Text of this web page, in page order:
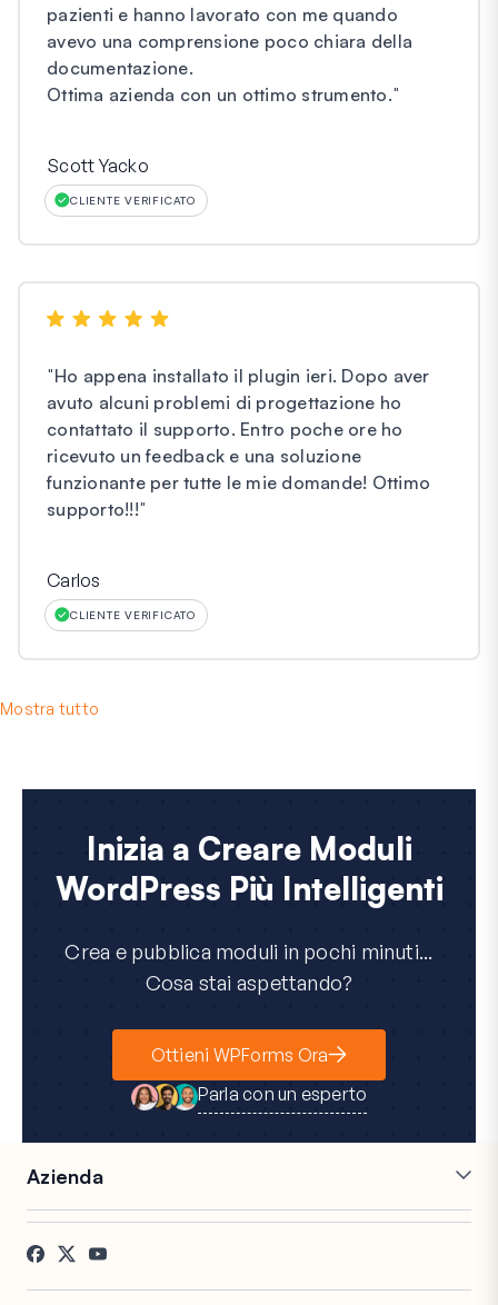
pazienti e hanno lavorato con me quando
avevo una comprensione poco chiara della
documentazione.
Ottima azienda con un ottimo strumento."
Scott Yacko
CLIENTE VERIFICATO
"Ho appena installato il plugin ieri. Dopo aver
avuto alcuni problemi di progettazione ho
contattato il supporto. Entro poche ore ho
ricevuto un feedback e una soluzione
funzionante per tutte le mie domande! Ottimo
supporto!!!"
Carlos
CLIENTE VERIFICATO
Mostra tutto
Inizia a Creare Moduli
WordPress Più Intelligenti
Crea e pubblica moduli in pochi minuti...
Cosa stai aspettando?
Ottieni WPForms Ora
Parla con un esperto
Azienda
Carriere
Testimonianze
Affiliati